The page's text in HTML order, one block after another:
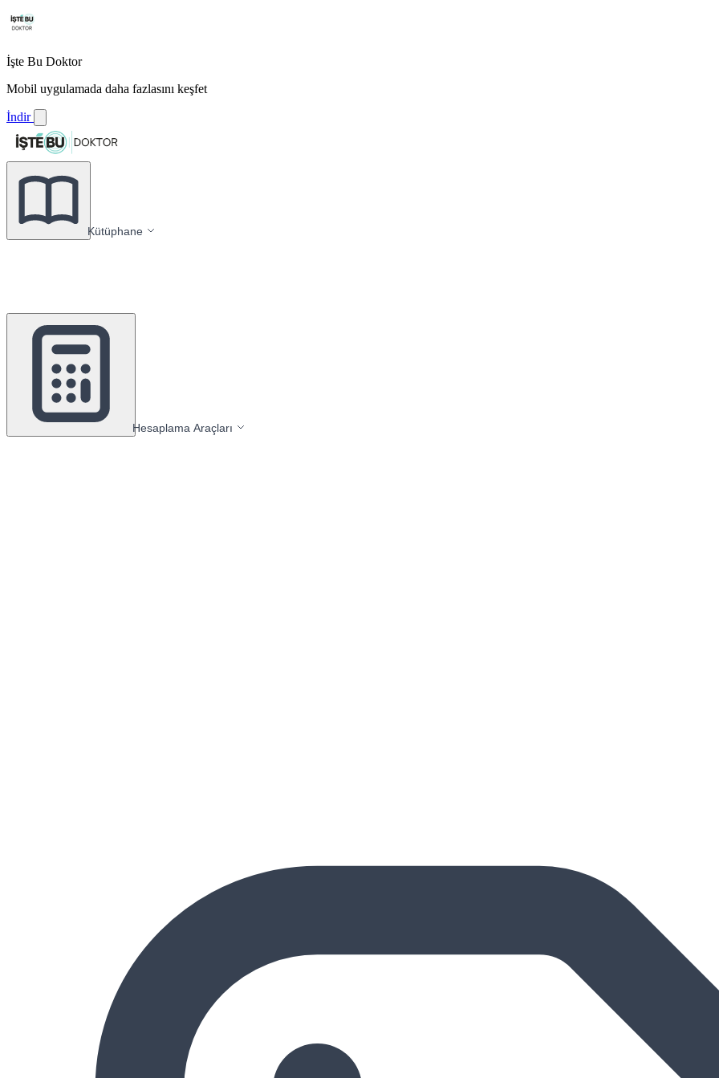
İşte Bu Doktor
Mobil uygulamada daha fazlasını keşfet
İndir
Kütüphane
Hesaplama Araçları